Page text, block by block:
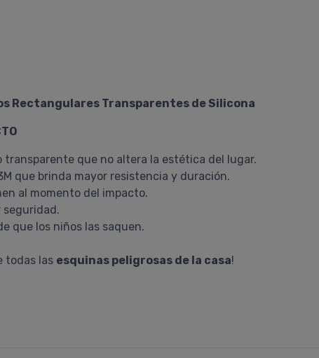
Rectangulares Transparentes de Silicona
transparente que no altera la estética del lugar.
que brinda mayor resistencia y duración.
al momento del impacto.
seguridad.
que los niños las saquen.
todas las esquinas peligrosas de la casa!